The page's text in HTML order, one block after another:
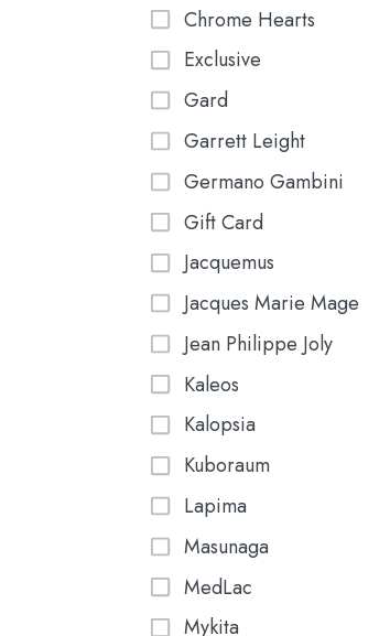
Chrome Hearts
Exclusive
Gard
Garrett Leight
Germano Gambini
Gift Card
Jacquemus
Jacques Marie Mage
Jean Philippe Joly
Kaleos
Kalopsia
Kuboraum
Lapima
Masunaga
MedLac
Mykita